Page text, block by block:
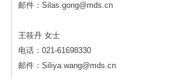
邮件：Silas.gong@mds.cn
王筱丹 女士
电话：021-61698330
邮件：Siliya.wang@mds.cn